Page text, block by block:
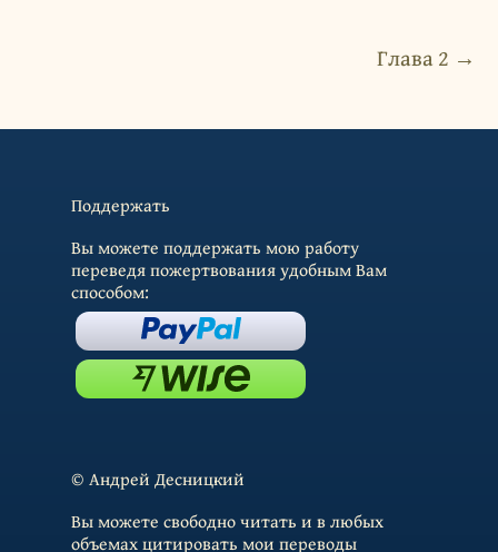
Глава 2 →
Поддержать
Вы можете поддержать мою работу
переведя пожертвования удобным Вам
способом:
© Андрей Десницкий
Вы можете свободно читать и в любых
объемах цитировать мои переводы